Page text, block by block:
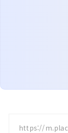
https://